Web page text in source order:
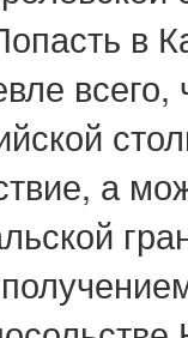
в
всего,
а